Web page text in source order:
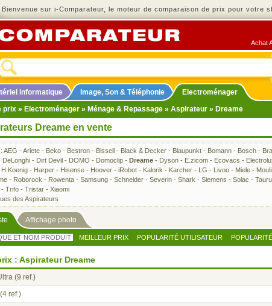
Bienvenue sur i-Comparateur, le moteur de comparaison de prix pour votre
Achat
informatique Image, Son & Téléphonie
Electroménager
prix » Electroménager » Ménage & Repassage » Aspirateur » Dreame
Dreame en vente
: AEG -Ariete - Beko - Bestron - Bissell - Black & Decker - Blaupunkt - Bomann - Bosch -
DeLonghi - Dirt Devil - DOMO - Domoclip - Dreame - Dyson - E.zicom - Ecovacs -
H.Koenig - Harper - Hisense - Hoover - iRobot - Kalorik - Karcher - LG - Livoo - Miele -
- Roborock - Rowenta - Samsung - Schneider - Severin - Shark - Siemens - Solac -
- Trifo - Tristar - Xiaomi
des Aspirateurs
Affichage photo
ET NOM PRODUIT MEILLEUR PRIX POPULARITÉ UTILISATEUR
: Aspirateur Dreame
(9 ref.)
(4 ref.)